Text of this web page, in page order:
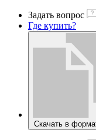
Задать вопрос
Где купить?
Скачать в